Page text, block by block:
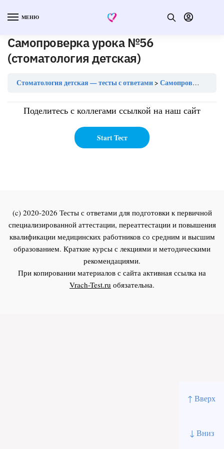
↑ Вверх
↓ Вниз
МЕНЮ
Самопроверка урока №56
(стоматология детская)
Стоматология детская — тесты с ответами Самопроверка урока №56 (стоматология детская)
Поделитесь с коллегами ссылкой на наш сайт
(c) 2020-2026 Тесты с ответами для подготовки к первичной
специализированной аттестации, переаттестации и повышения
квалификации медицинских работников со средним и высшим
образованием. Краткие курсы с лекциями и методическими
рекомендациями.
При копировании материалов с сайта активная ссылка на
Vrach-Test.ru обязательна.